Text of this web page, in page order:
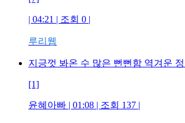
| 04:21 | 조회 0 |
루리웹
지긍껏 봐온 수 많은 뻔뻔함 역겨운
[1]
윤혜아빠 | 01:08 | 조회 137 |